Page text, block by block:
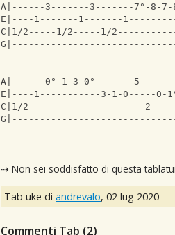
A|------3-------3-------7°-8-7-
E|----1-------1-------
C|1/2-----1/2-----1/
A|------0°-1-3-0°-------
E|----1-----------3-1-0-----0-
C|1/2---------------------
⇢ Non sei soddisfatto di questa
Tab uke di andrevalo, 02 lug 2020
Commenti Tab (2)